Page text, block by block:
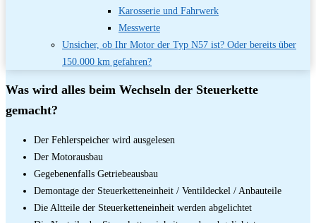
Karosserie und Fahrwerk
Messwerte
Unsicher, ob Ihr Motor der Typ N57 ist? Oder bereits über
150.000 km gefahren?
Was wird alles beim Wechseln der Steuerkette
gemacht?
Der Fehlerspeicher wird ausgelesen
Der Motorausbau
Gegebenenfalls Getriebeausbau
Demontage der Steuerketteneinheit / Ventildeckel / Anbauteile
Die Altteile der Steuerketteneinheit werden abgelichtet